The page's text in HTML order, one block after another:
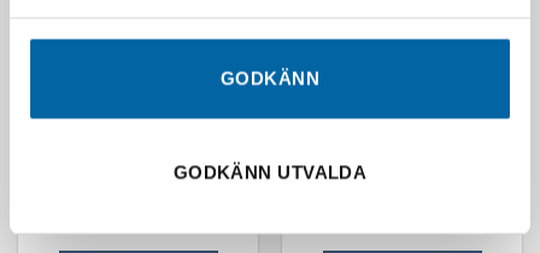
GODKÄNN
GODKÄNN UTVALDA
109MM <33CC M8
COMP.7T 0.325″ (6689009)